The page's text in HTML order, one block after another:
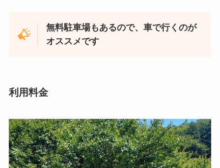
無料駐車場もあるので、車で行くのが
オススメです
利用料金